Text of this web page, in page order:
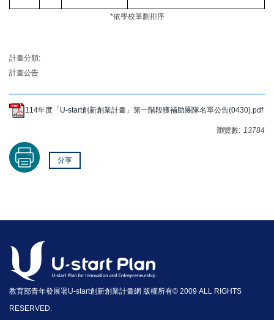
*依學校筆劃排序
計畫分類:
計畫公告
114年度「U-start創新創業計畫」第一階段獲補助團隊名單公告(0430).pdf
瀏覽數: 13784
分享
教育部青年發展署U-start創新創業計畫網 版權所有© 2009 ALL RIGHTS
RESERVED.